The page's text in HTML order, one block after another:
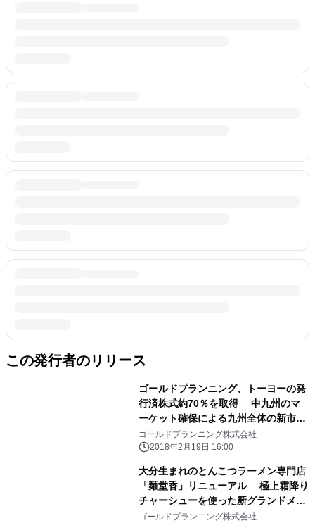
この発行者のリリース
ゴールドプランニング、トーヨーの発
行済株式約70％を取得 中九州のマ
ーケット確保による九州全体の新市場
開拓が目的
ゴールドプランニング株式会社
2018年2月19日 16:00
大分生まれのとんこつラーメン専門店
「麺堂香」リニューアル 極上霜降り
チャーシューを使った新グランドメニ
ュー登場！
ゴールドプランニング株式会社